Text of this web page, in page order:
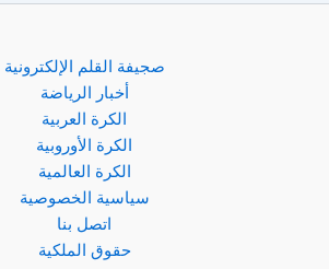
صجيفة القلم الإلكترونية
أخبار الرياضة
الكرة العربية
الكرة الأوروبية
الكرة العالمية
سياسية الخصوصية
اتصل بنا
حقوق الملكية